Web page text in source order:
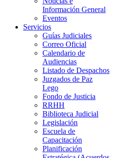
Información General
Eventos
Servicios
Guías Judiciales
Correo Oficial
Calendario de
Audiencias
Listado de Despachos
Juzgados de Paz
Lego
Fondo de Justicia
RRHH
Biblioteca Judicial
Legislación
Escuela de
Capacitación
Planificación